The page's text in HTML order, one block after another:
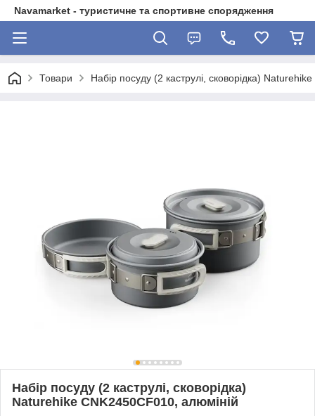
Navamarket - туристичне та спортивне спорядження
Товари Набір посуду (2 каструлі, сковорідка)
Набір посуду (2 каструлі, сковорідка)
Naturehike CNK2450CF010, алюміній